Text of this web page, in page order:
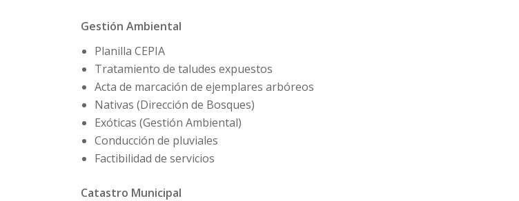
Gestión Ambiental
Planilla CEPIA
Tratamiento de taludes expuestos
Acta de marcación de ejemplares arbóreos
Nativas (Dirección de Bosques)
Exóticas (Gestión Ambiental)
Conducción de pluviales
Factibilidad de servicios
Catastro Municipal